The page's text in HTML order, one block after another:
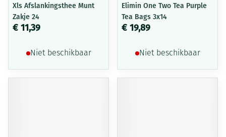
Xls Afslankingsthee Munt
Zakje 24
€ 11,39
Niet beschikbaar
Elimin One Two Tea Purple
Tea Bags 3x14
€ 19,89
Niet beschikbaar